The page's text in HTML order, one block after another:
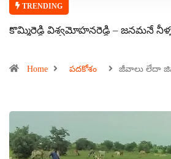
TRENDING
కొమ్మిరెడ్డి విశ్వమోహనరెడ్డి – జనమనే
Home పదకోశం జీవాలు లేదా